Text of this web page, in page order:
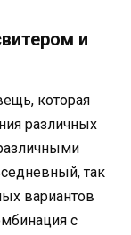
и
которая
различных
так
вариантов
с